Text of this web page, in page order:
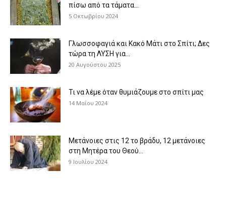
πίσω από τα τάματα...
5 Οκτωβρίου 2024
Γλωσσοφαγιά και Κακό Μάτι στο Σπίτι; Δες
τώρα τη ΛΥΣΗ για...
20 Αυγούστου 2025
Τι να λέμε όταν θυμιάζουμε στο σπίτι μας
14 Μαΐου 2024
Μετάνοιες στις 12 το βράδυ, 12 μετάνοιες
στη Μητέρα του Θεού...
9 Ιουλίου 2024